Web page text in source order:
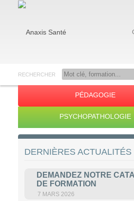
RECHERCHER
PÉDAGOGIE
PSYCHOPATHOLOGIE
DERNIÈRES ACTUALITÉS
DEMANDEZ NOTRE
DE FORMATION
7 MARS 2026